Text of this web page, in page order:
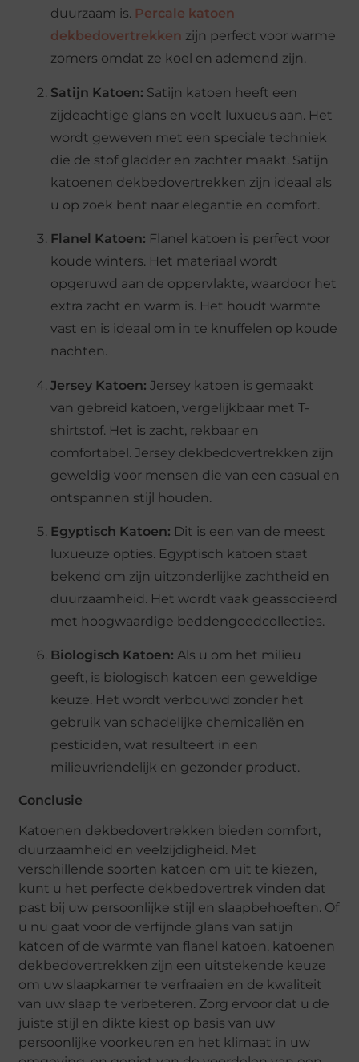
duurzaam is. Percale katoen
dekbedovertrekken zijn perfect voor warme
zomers omdat ze koel en ademend zijn.
Satijn Katoen: Satijn katoen heeft een
zijdeachtige glans en voelt luxueus aan. Het
wordt geweven met een speciale techniek
die de stof gladder en zachter maakt. Satijn
katoenen dekbedovertrekken zijn ideaal als
u op zoek bent naar elegantie en comfort.
Flanel Katoen: Flanel katoen is perfect voor
koude winters. Het materiaal wordt
opgeruwd aan de oppervlakte, waardoor het
extra zacht en warm is. Het houdt warmte
vast en is ideaal om in te knuffelen op koude
nachten.
Jersey Katoen: Jersey katoen is gemaakt
van gebreid katoen, vergelijkbaar met T-
shirtstof. Het is zacht, rekbaar en
comfortabel. Jersey dekbedovertrekken zijn
geweldig voor mensen die van een casual en
ontspannen stijl houden.
Egyptisch Katoen: Dit is een van de meest
luxueuze opties. Egyptisch katoen staat
bekend om zijn uitzonderlijke zachtheid en
duurzaamheid. Het wordt vaak geassocieerd
met hoogwaardige beddengoedcollecties.
Biologisch Katoen: Als u om het milieu
geeft, is biologisch katoen een geweldige
keuze. Het wordt verbouwd zonder het
gebruik van schadelijke chemicaliën en
pesticiden, wat resulteert in een
milieuvriendelijk en gezonder product.
Conclusie
Katoenen dekbedovertrekken bieden comfort,
duurzaamheid en veelzijdigheid. Met
verschillende soorten katoen om uit te kiezen,
kunt u het perfecte dekbedovertrek vinden dat
past bij uw persoonlijke stijl en slaapbehoeften. Of
u nu gaat voor de verfijnde glans van satijn
katoen of de warmte van flanel katoen, katoenen
dekbedovertrekken zijn een uitstekende keuze
om uw slaapkamer te verfraaien en de kwaliteit
van uw slaap te verbeteren. Zorg ervoor dat u de
juiste stijl en dikte kiest op basis van uw
persoonlijke voorkeuren en het klimaat in uw